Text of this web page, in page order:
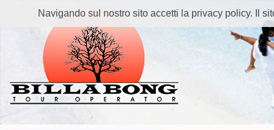
Navigando sul nostro sito accetti la privacy policy. Il